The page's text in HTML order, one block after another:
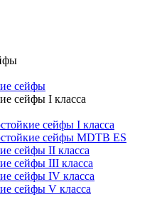
сейфы
сейфы I класса
сейфы I класса
сейфы MDTB ES
сейфы II класса
сейфы III класса
сейфы IV класса
сейфы V класса